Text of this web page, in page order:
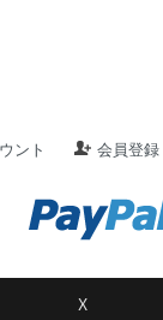
ント 会員登録
X